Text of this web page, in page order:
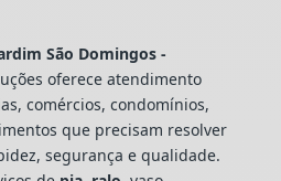
São Domingos -
oferece atendimento
comércios, condomínios,
que precisam resolver
segurança e qualidade.